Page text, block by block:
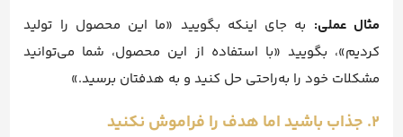
مثال عملی: به جای اینکه بگویید «ما این محصول را تولید
کردیم»، بگویید «با استفاده از این محصول، شما می‌توانید
مشکلات خود را به‌راحتی حل کنید و به هدفتان برسید.»
۲. جذاب باشید اما هدف را فراموش نکنید